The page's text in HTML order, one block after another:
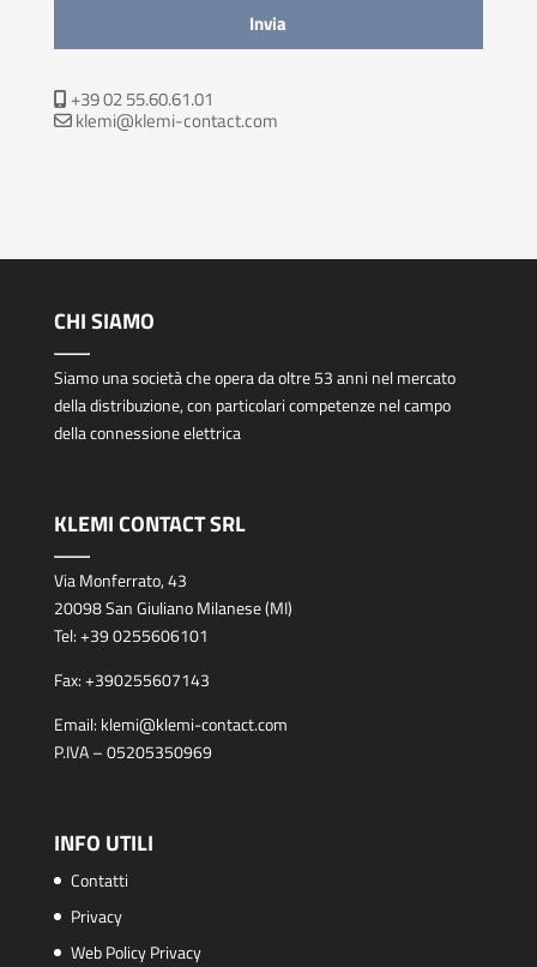
+39 02 55.60.61.01
klemi@klemi-contact.com
CHI SIAMO
Siamo una società che opera da oltre 53 anni nel mercato
della distribuzione, con particolari competenze nel campo
della connessione elettrica
KLEMI CONTACT SRL
Via Monferrato, 43
20098 San Giuliano Milanese (MI)
Tel:+39 0255606101
Fax:+390255607143
Email: klemi@klemi-contact.com
P.IVA – 05205350969
INFO UTILI
Contatti
Privacy
Web Policy Privacy